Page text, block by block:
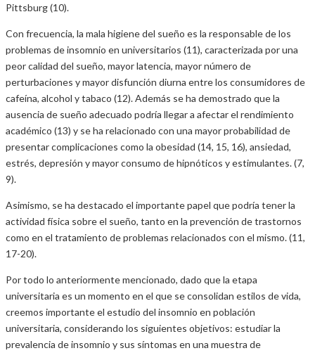
Pittsburg (10).
Con frecuencia, la mala higiene del sueño es la responsable de los
problemas de insomnio en universitarios (11), caracterizada por una
peor calidad del sueño, mayor latencia, mayor número de
perturbaciones y mayor disfunción diurna entre los consumidores de
cafeína, alcohol y tabaco (12). Además se ha demostrado que la
ausencia de sueño adecuado podría llegar a afectar el rendimiento
académico (13) y se ha relacionado con una mayor probabilidad de
presentar complicaciones como la obesidad (14, 15, 16), ansiedad,
estrés, depresión y mayor consumo de hipnóticos y estimulantes. (7,
9).
Asimismo, se ha destacado el importante papel que podría tener la
actividad física sobre el sueño, tanto en la prevención de trastornos
como en el tratamiento de problemas relacionados con el mismo. (11,
17-20).
Por todo lo anteriormente mencionado, dado que la etapa
universitaria es un momento en el que se consolidan estilos de vida,
creemos importante el estudio del insomnio en población
universitaria, considerando los siguientes objetivos: estudiar la
prevalencia de insomnio y sus síntomas en una muestra de